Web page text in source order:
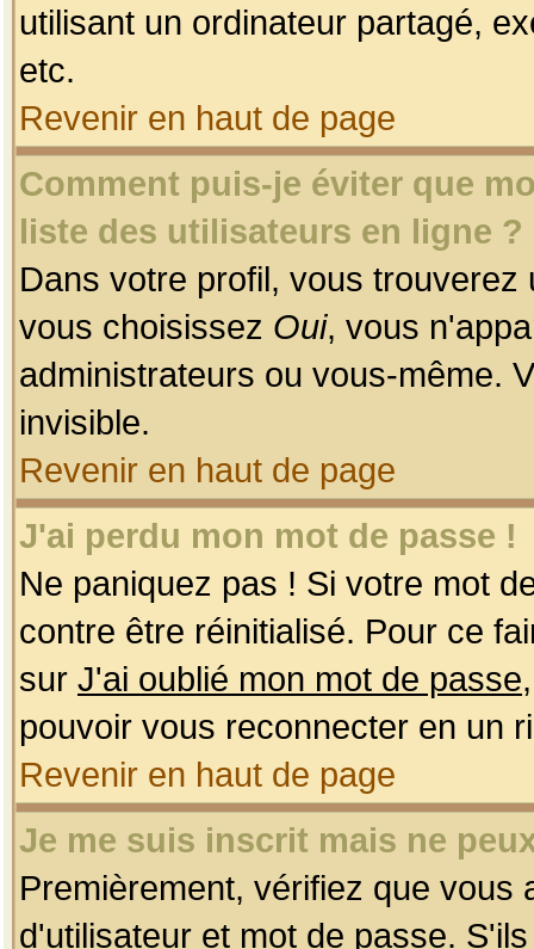
utilisant un ordinateur partagé,
etc.
Revenir en haut de page
Comment puis-je éviter que
liste des utilisateurs en ligne ?
Dans votre profil, vous
vous choisissez Oui, vous
administrateurs ou vous-même.
invisible.
Revenir en haut de page
J'ai perdu mon mot de passe !
Ne paniquez pas ! Si votre mot
contre être réinitialisé. Pour ce
sur J'ai oublié mon mot de passe
pouvoir vous reconnecter en un
Revenir en haut de page
Je me suis inscrit mais ne
Premièrement, vérifiez que
d'utilisateur et mot de passe.